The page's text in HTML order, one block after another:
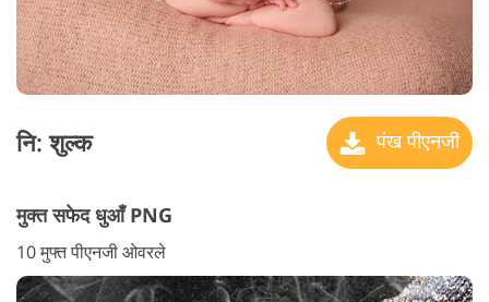
नि: शुल्क पंख पीएनजी
मुक्त सफेद धुआँ PNG
10 मुफ्त पीएनजी ओवरले